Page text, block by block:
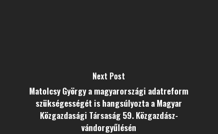
Next Post
Matolcsy György a magyarországi adatreform
szükségességét is hangsúlyozta a Magyar
Közgazdasági Társaság 59. Közgazdász-
vándorgyűlésén